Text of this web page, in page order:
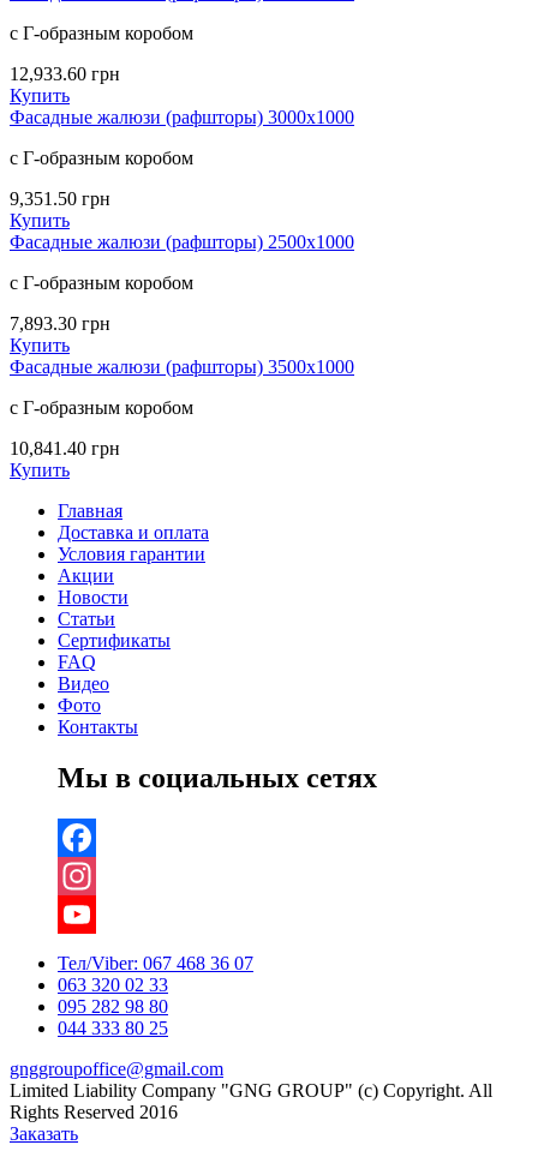
с Г-образным коробом
12,933.60 грн
Купить
Фасадные жалюзи (рафшторы) 3000х1000
с Г-образным коробом
9,351.50 грн
Купить
Фасадные жалюзи (рафшторы) 2500х1000
с Г-образным коробом
7,893.30 грн
Купить
Фасадные жалюзи (рафшторы) 3500х1000
с Г-образным коробом
10,841.40 грн
Купить
Главная
Доставка и оплата
Условия гарантии
Акции
Новости
Статьи
Сертификаты
FAQ
Видео
Фото
Контакты
Мы в социальных сетях
Facebook
Instagram
YouTube
Channel
Тел/Viber: 067 468 36 07
063 320 02 33
095 282 98 80
044 333 80 25
gnggroupoffice@gmail.com
Limited Liability Company "GNG GROUP" (c) Copyright. All
Rights Reserved 2016
Заказать